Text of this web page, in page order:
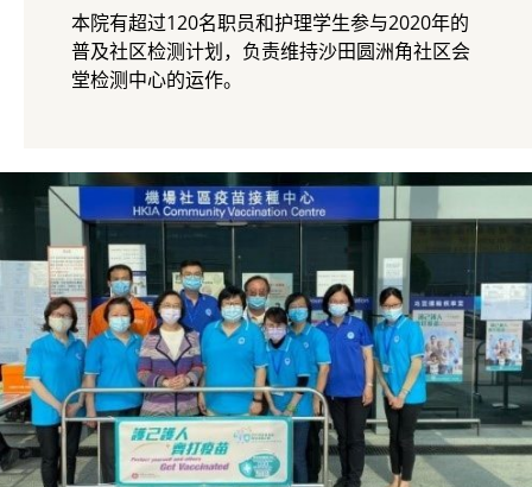
本院有超过120名职员和护理学生参与2020年的
普及社区检测计划，负责维持沙田圆洲角社区会
堂检测中心的运作。